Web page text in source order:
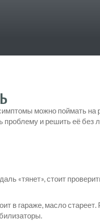
можно поймать на
проблему и решить её без
«тянет», стоит
в гараже, масло стареет.